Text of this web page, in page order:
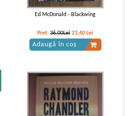
Ed McDonald - Blackwing
Pret:36,00Lei 23,40 Lei
Adaugă în coș